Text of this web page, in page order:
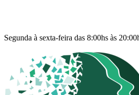
Segunda à sexta-feira das 8:00hs às